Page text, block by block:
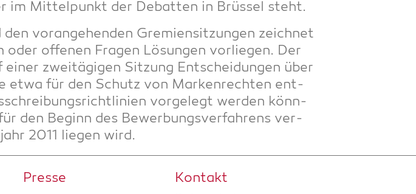
im Mit­tel­punkt der Debat­ten in Brüs­sel steht.
vor­an­ge­hen­den Gre­mi­en­sit­zun­gen zeich­net
offe­nen Fra­gen Lösun­gen vor­lie­gen. Der
zwei­tä­gi­gen Sit­zung Ent­schei­dun­gen über
etwa für den Schutz von Mar­ken­rech­ten ent­
vor­ge­legt wer­den könn­
den Beginn des Bewer­bungs­ver­fah­rens ver­
2011 lie­gen wird.
Pres­se Kon­takt